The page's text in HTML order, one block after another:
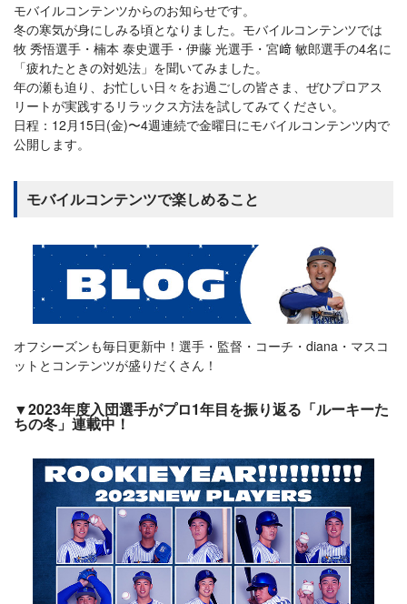
モバイルコンテンツからのお知らせです。
冬の寒気が身にしみる頃となりました。モバイルコンテンツでは
牧 秀悟選手・楠本 泰史選手・伊藤 光選手・宮﨑 敏郎選手の4名に
「疲れたときの対処法」を聞いてみました。
年の瀬も迫り、お忙しい日々をお過ごしの皆さま、ぜひプロアス
リートが実践するリラックス方法を試してみてください。
日程：12月15日(金)〜4週連続で金曜日にモバイルコンテンツ内で
公開します。
モバイルコンテンツで楽しめること
オフシーズンも毎日更新中！選手・監督・コーチ・diana・マスコ
ットとコンテンツが盛りだくさん！
▼2023年度入団選手がプロ1年目を振り返る「ルーキーた
ちの冬」連載中！